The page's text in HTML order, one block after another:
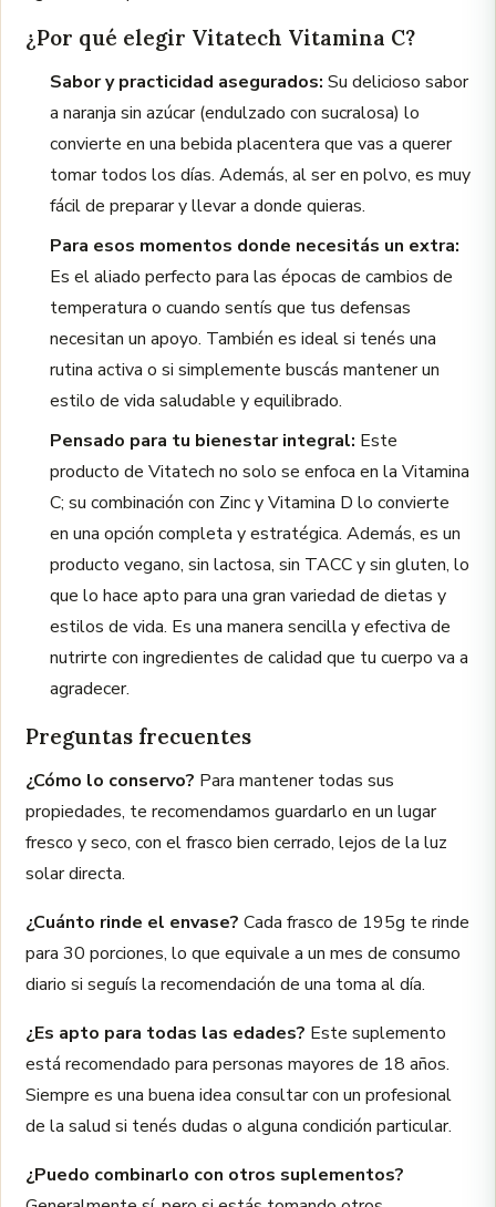
¿Por qué elegir Vitatech Vitamina C?
Sabor y practicidad asegurados: Su delicioso sabor
a naranja sin azúcar (endulzado con sucralosa) lo
convierte en una bebida placentera que vas a querer
tomar todos los días. Además, al ser en polvo, es muy
fácil de preparar y llevar a donde quieras.
Para esos momentos donde necesitás un extra:
Es el aliado perfecto para las épocas de cambios de
temperatura o cuando sentís que tus defensas
necesitan un apoyo. También es ideal si tenés una
rutina activa o si simplemente buscás mantener un
estilo de vida saludable y equilibrado.
Pensado para tu bienestar integral: Este
producto de Vitatech no solo se enfoca en la Vitamina
C; su combinación con Zinc y Vitamina D lo convierte
en una opción completa y estratégica. Además, es un
producto vegano, sin lactosa, sin TACC y sin gluten, lo
que lo hace apto para una gran variedad de dietas y
estilos de vida. Es una manera sencilla y efectiva de
nutrirte con ingredientes de calidad que tu cuerpo va a
agradecer.
Preguntas frecuentes
¿Cómo lo conservo? Para mantener todas sus
propiedades, te recomendamos guardarlo en un lugar
fresco y seco, con el frasco bien cerrado, lejos de la luz
solar directa.
¿Cuánto rinde el envase? Cada frasco de 195g te rinde
para 30 porciones, lo que equivale a un mes de consumo
diario si seguís la recomendación de una toma al día.
¿Es apto para todas las edades? Este suplemento
está recomendado para personas mayores de 18 años.
Siempre es una buena idea consultar con un profesional
de la salud si tenés dudas o alguna condición particular.
¿Puedo combinarlo con otros suplementos?